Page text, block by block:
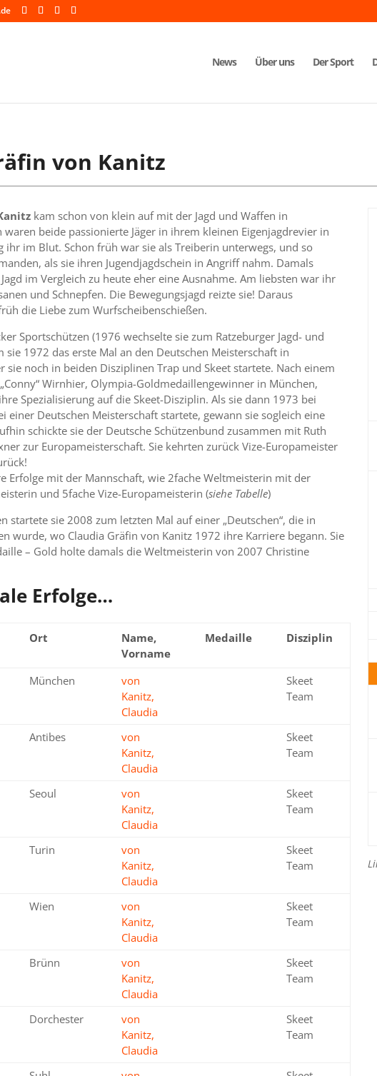
News Über uns Der Sport
von Kanitz
kam schon von klein auf mit der Jagd und Waffen in
beide passionierte Jäger in ihrem kleinen Eigenjagdrevier in
ihr im Blut. Schon früh war sie als Treiberin unterwegs, und so
als sie ihren Jugendjagdschein in Angriff nahm. Damals
im Vergleich zu heute eher eine Ausnahme. Am liebsten war ihr
und Schnep­fen. Die Bewegungsjagd reizte sie! Daraus
die Liebe zum Wurfscheibenschießen.
Sportschützen (1976 wechselte sie zum Ratzeburger Jagd- und
sie 1972 das erste Mal an den Deutschen Meisterschaft in
sie noch in beiden Disziplinen Trap und Skeet startete. Nach einem
Wirnhier, Olympia-Goldmedaillengewinner in München,
Spezialisierung auf die Skeet-Disziplin. Als sie dann 1973 bei
einer Deutschen Meisterschaft startete, gewann sie sogleich eine
schickte sie der Deutsche Schützenbund zusammen mit Ruth
zur Europameisterschaft. Sie kehrten zurück Vize-Europameister
Erfolge mit der Mannschaft, wie 2fache Weltmeisterin mit der
und 5fache Vize-Europameisterin (siehe Tabelle)
startete sie 2008 zum letzten Mal auf einer „Deutschen“, die in
wurde, wo Claudia Gräfin von Kanitz 1972 ihre Karriere begann. Sie
– Gold holte damals die Weltmeisterin von 2007 Christine
Erfolge…
Ort
Name,
Vorname
Medaille Disziplin
München
von
Kanitz,
Claudia
Skeet
Team
Antibes
von
Kanitz,
Claudia
Skeet
Team
Seoul
von
Kanitz,
Claudia
Skeet
Team
Turin
von
Kanitz,
Claudia
Skeet
Team
Wien
von
Kanitz,
Claudia
Skeet
Team
Brünn
von
Kanitz,
Claudia
Skeet
Team
Dorchester
von
Kanitz,
Claudia
Skeet
Team